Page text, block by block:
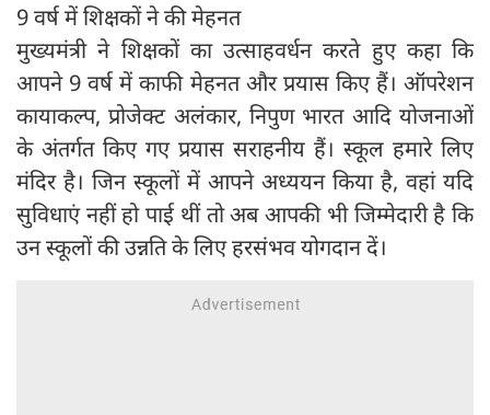
9 वर्ष में शिक्षकों ने की मेहनत
मुख्यमंत्री ने शिक्षकों का उत्साहवर्धन करते हुए कहा कि
आपने 9 वर्ष में काफी मेहनत और प्रयास किए हैं। ऑपरेशन
कायाकल्प, प्रोजेक्ट अलंकार, निपुण भारत आदि योजनाओं
के अंतर्गत किए गए प्रयास सराहनीय हैं। स्कूल हमारे लिए
मंदिर है। जिन स्कूलों में आपने अध्ययन किया है, वहां यदि
सुविधाएं नहीं हो पाई थीं तो अब आपकी भी जिम्मेदारी है कि
उन स्कूलों की उन्नति के लिए हरसंभव योगदान दें।